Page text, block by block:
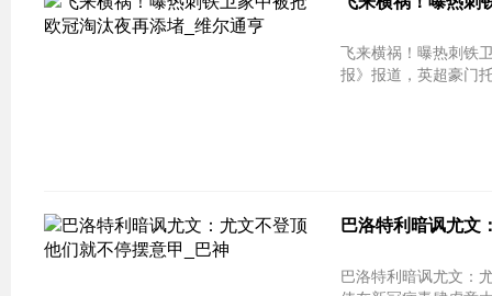
飞来横祸！曝热刺铁卫家中被抢
报》报道，英超豪门
巴洛特利暗讽尤文
巴洛特利暗讽尤文：尤文不登顶 他